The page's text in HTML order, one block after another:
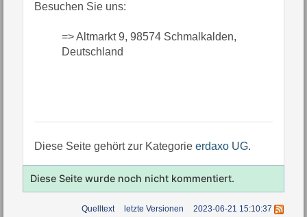
Besuchen Sie uns:
=> Altmarkt 9, 98574 Schmalkalden,
Deutschland
Diese Seite gehört zur Kategorie erdaxo UG.
Diese Seite wurde noch nicht kommentiert.
Quelltext letzte Versionen 2023-06-21 15:10:37